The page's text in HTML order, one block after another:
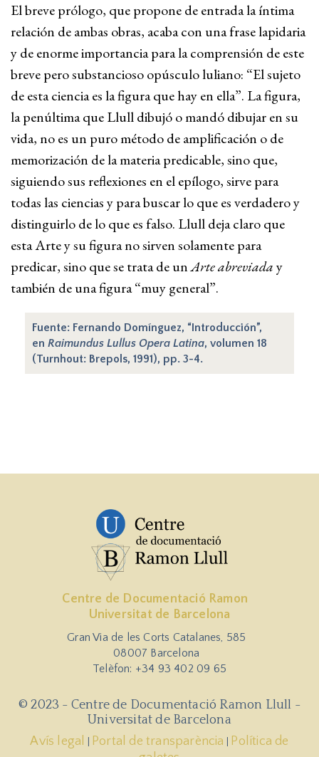
El breve prólogo, que propone de entrada la íntima
relación de ambas obras, acaba con una frase lapidaria
y de enorme importancia para la comprensión de este
breve pero substancioso opúsculo luliano: “El sujeto
de esta ciencia es la figura que hay en ella”. La figura,
la penúltima que Llull dibujó o mandó dibujar en su
vida, no es un puro método de amplificación o de
memorización de la materia predicable, sino que,
siguiendo sus reflexiones en el epílogo, sirve para
todas las ciencias y para buscar lo que es verdadero y
distinguirlo de lo que es falso. Llull deja claro que
esta Arte y su figura no sirven solamente para
predicar, sino que se trata de unArte abreviaday
también de una figura “muy general”.
Fuente: Fernando Domínguez, “Introducción”,
en Raimundus Lullus Opera Latina, volumen 18
(Turnhout: Brepols, 1991), pp. 3-4.
Centre de Documentació Ramon
Universitat de Barcelona
Gran Via de les Corts Catalanes, 585
08007 Barcelona
Telèfon: +34 93 402 09 65
© 2023 - Centre de Documentació Ramon Llull -
Universitat de Barcelona
Avís legal
Portal de transparència Política de